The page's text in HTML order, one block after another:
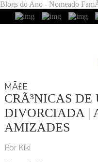
Blogs do Ano - Nomeado
MÃ£E
CRÃ³NICAS
DIVORCIADA |
AMIZADES
Por Kiki